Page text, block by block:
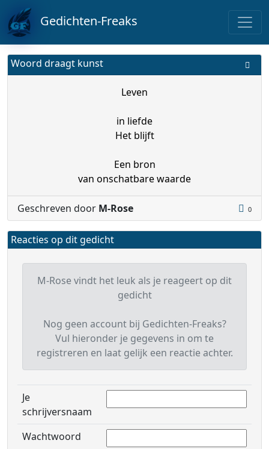
Gedichten-Freaks
Woord draagt kunst
Leven
in liefde
Het blijft
Een bron
van onschatbare waarde
Geschreven door M-Rose 0
Reacties op dit gedicht
M-Rose vindt het leuk als je reageert op dit
gedicht
Nog geen account bij Gedichten-Freaks?
Vul hieronder je gegevens in om te
registreren en laat gelijk een reactie achter.
Je
schrijversnaam
Wachtwoord